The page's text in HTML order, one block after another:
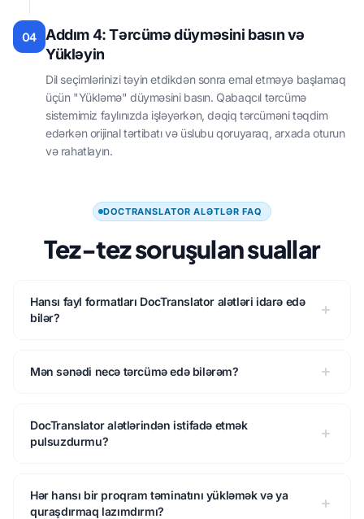
04
Addım 4: Tərcümə düyməsini basın və
Yükləyin
Dil seçimlərinizi təyin etdikdən sonra emal etməyə başlamaq
üçün "Yükləmə" düyməsini basın. Qabaqcıl tərcümə
sistemimiz faylınızda işləyərkən, dəqiq tərcüməni təqdim
edərkən orijinal tərtibatı və üslubu qoruyaraq, arxada oturun
və rahatlayın.
DOCTRANSLATOR ALƏTLƏR FAQ
Tez-tez soruşulan suallar
Hansı fayl formatları DocTranslator alətləri idarə edə
bilər?
Mən sənədi necə tərcümə edə bilərəm?
DocTranslator alətlərindən istifadə etmək
pulsuzdurmu?
Hər hansı bir proqram təminatını yükləmək və ya
quraşdırmaq lazımdırmı?